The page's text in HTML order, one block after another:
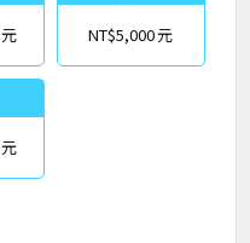
NT$5,000